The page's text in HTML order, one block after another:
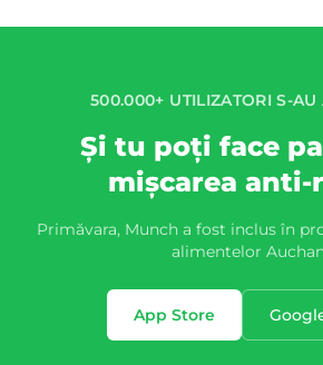
500.000+ UTILIZATORI S-AU
Și tu poți face
mișcarea anti-
Primăvara, Munch a fost inclus în
alimentelor
App Store